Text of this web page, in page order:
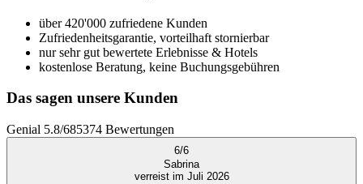
über 420'000 zufriedene Kunden
Zufriedenheitsgarantie, vorteilhaft stornierbar
nur sehr gut bewertete Erlebnisse & Hotels
kostenlose Beratung, keine Buchungsgebühren
Das sagen unsere Kunden
Genial 5.8/685374 Bewertungen
6/6
Sabrina
verreist im Juli 2026